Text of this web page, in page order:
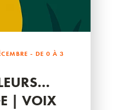
- DE 0 À 3
| VOIX